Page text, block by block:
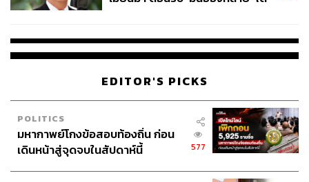
EDITOR'S PICKS
POLITICS
มหากาพย์โกงข้อสอบท้องถิ่น ก่อน
เดินหน้าสู่จุดจบในสัปดาห์นี้
577